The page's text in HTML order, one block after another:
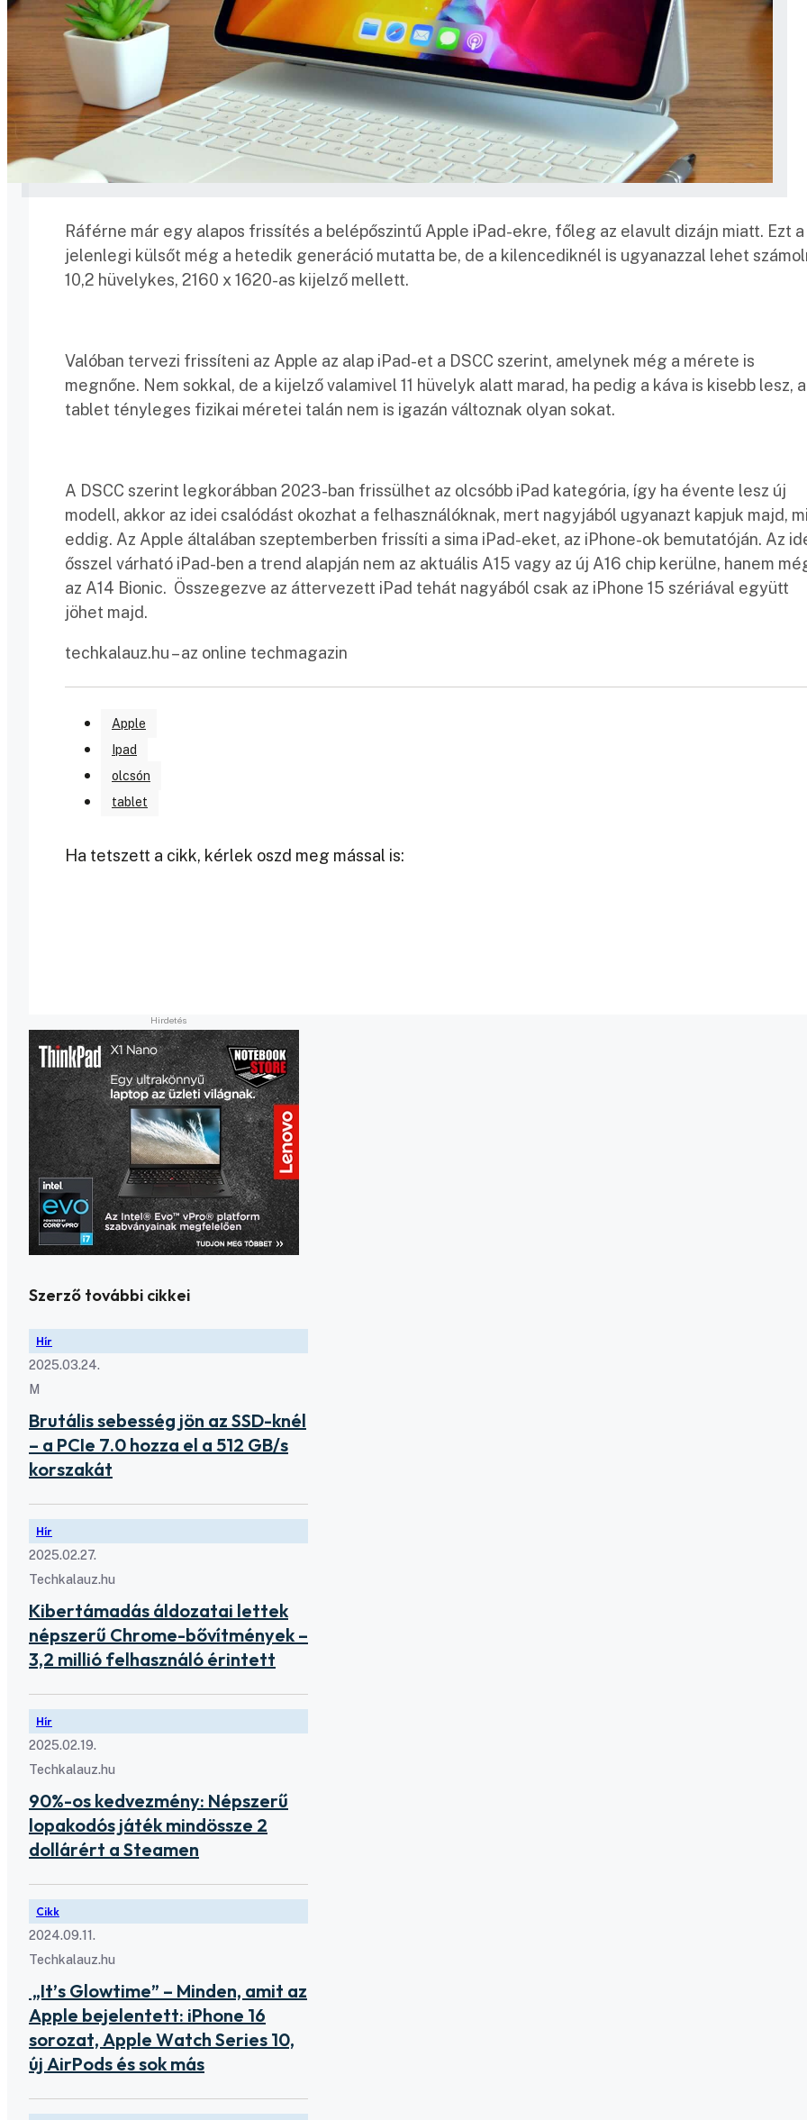
Ráférne már egy alapos frissítés a belépőszintű Apple iPad-ekre, főleg az elavult dizájn miatt. Ezt a
jelenlegi külsőt még a hetedik generáció mutatta be, de a kilencediknél is ugyanazzal lehet
10,2 hüvelykes, 2160 x 1620-as kijelző mellett.
Valóban tervezi frissíteni az Apple az alap iPad-et a DSCC szerint, amelynek még a mérete is
megnőne. Nem sokkal, de a kijelző valamivel 11 hüvelyk alatt marad, ha pedig a káva is kisebb lesz, a
tablet tényleges fizikai méretei talán nem is igazán változnak olyan sokat.
A DSCC szerint legkorábban 2023-ban frissülhet az olcsóbb iPad kategória, így ha évente lesz új
modell, akkor az idei csalódást okozhat a felhasználóknak, mert nagyjából ugyanazt kapjuk majd,
eddig. Az Apple általában szeptemberben frissíti a sima iPad-eket, az iPhone-ok bemutatóján. Az
ősszel várható iPad-ben a trend alapján nem az aktuális A15 vagy az új A16 chip kerülne, hanem
az A14 Bionic. Összegezve az áttervezett iPad tehát nagyából csak az iPhone 15 szériával együtt
jöhet majd.
techkalauz.hu – az online techmagazin
Apple
Ipad
olcsón
tablet
Ha tetszett a cikk, kérlek oszd meg mással is:
Szerző további cikkei
Hír
2025.03.24.
M
Brutális sebesség jön az SSD-knél
– a PCIe 7.0 hozza el a 512 GB/s
korszakát
Hír
2025.02.27.
Techkalauz.hu
Kibertámadás áldozatai lettek
népszerű Chrome-bővítmények –
3,2 millió felhasználó érintett
Hír
2025.02.19.
Techkalauz.hu
90%-os kedvezmény: Népszerű
lopakodós játék mindössze 2
dollárért a Steamen
Cikk
2024.09.11.
Techkalauz.hu
„It’s Glowtime” – Minden, amit az
Apple bejelentett: iPhone 16
sorozat, Apple Watch Series 10,
új AirPods és sok más